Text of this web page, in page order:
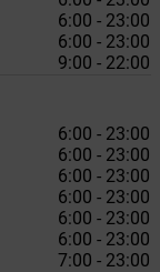
6:00 - 23:00
6:00 - 23:00
9:00 - 22:00
6:00 - 23:00
6:00 - 23:00
6:00 - 23:00
6:00 - 23:00
6:00 - 23:00
6:00 - 23:00
7:00 - 23:00